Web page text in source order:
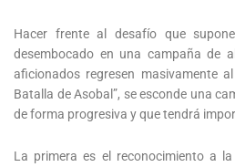
Hacer frente al desafío que
desembocado en una campaña de
aficionados regresen masivamente
Batalla de Asobal”, se esconde una
de forma progresiva y que tendrá
La primera es el reconocimiento a